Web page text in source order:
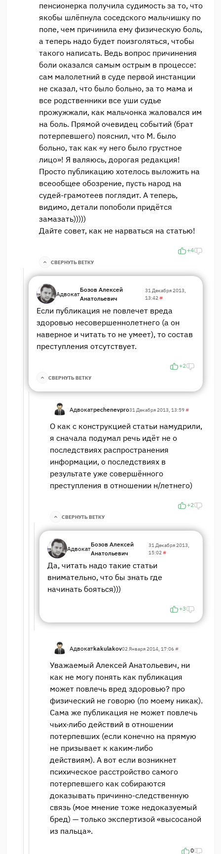
пенсионерка получила судимость за то, что
якобы шлёпнула соседского мальчишку по
попе, чем причинила ему физическую боль,
а теперь надо будет поизголяться, чтобы
такого написать. Ведь вопрос причинения
боли оказался самым острым в процессе:
сам малолетний в суде первой инстанции
не сказал, что было больно, за то мама и
все родственники все уши судье
прожужжали, как мальчонка жаловался им
на боль. Прямой очевидец событий (брат
потерпевшего) пояснил, что М. было
больно, так как «у него было грустное
лицо»! Я валяюсь, дорогая редакция!
Просто публикацию хотелось выложить на
всеообщее обозрение, пусть народ на
судей-грамотеев поглядит. А теперь,
видимо, детали попоболи придётся
замазать)))))
Дайте совет, как не нарваться на статью!
+4
СВЕРНУТЬ ВЕТКУ
Адвокат
Бозов Алексей
Анатольевич
31 Декабря 2013,
13:42#
Если публикация не повлечет вреда
здоровью несовершеннолетнего (а он
наверное и читать то не умеет), то состав
преступления отсутствует.
+2
СВЕРНУТЬ ВЕТКУ
Адвокатpechenevpro31 Декабря 2013, 13:59#
О как с конструкцией статьи намудрили,
я сначала подумал речь идёт не о
последствиях распространения
информации, о последствиях в
результате уже совершённого
преступления в отношении н/летнего)
+2
СВЕРНУТЬ ВЕТКУ
Адвокат
Бозов Алексей
Анатольевич
31 Декабря 2013,
15:02#
Да, читать надо такие статьи
внимательно, что бы знать где
начинать бояться)))
+3
Адвокатkakulakov02 Января 2014, 17:06#
Уважаемый Алексей Анатольевич, ни
как не могу понять как публикация
может повлечь вред здоровью? про
физический не говорю (по моему никак).
Сама же публикация не может повлечь
чьих-либо действий в отношении
потерпевших (если конечно на прямую
не призывает к каким-либо
действиям). А вот если возникнет
психическое расстройство самого
потерпевшего как собираются
доказывать причинно-следственную
связь (мое мнение тоже недоказуемый
бред) — только экспертизой «высосаной
из пальца».
0